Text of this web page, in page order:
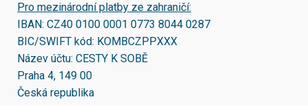
Pro mezinárodní platby ze zahraničí:
IBAN: CZ40 0100 0001 0773 8044 0287
BIC/SWIFT kód: KOMBCZPPXXX
Název účtu: CESTY K SOBĚ
Praha 4, 149 00
Česká republika